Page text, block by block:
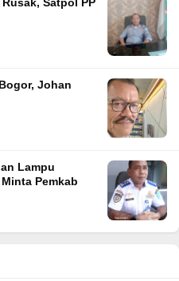
Satpol PP
Johan
Lampu
Pemkab